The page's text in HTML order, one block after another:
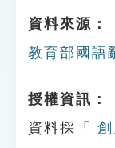
資料來源：
教育部國語
授權資訊：
資料採「